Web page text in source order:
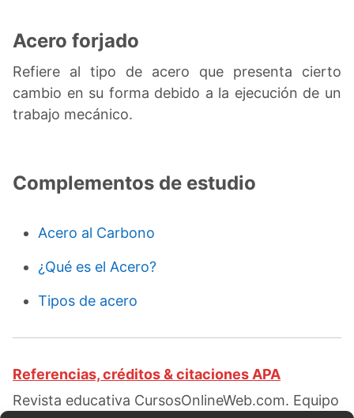
Acero forjado
Refiere al tipo de acero que presenta cierto
cambio en su forma debido a la ejecución de un
trabajo mecánico.
Complementos de estudio
Acero al Carbono
¿Qué es el Acero?
Tipos de acero
Referencias, créditos & citaciones APA
Revista educativa CursosOnlineWeb.com. Equipo